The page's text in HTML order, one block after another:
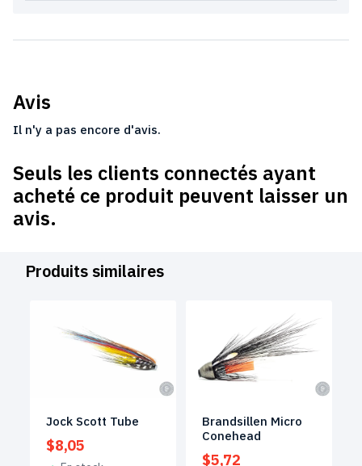
Avis
Il n'y a pas encore d'avis.
Seuls les clients connectés ayant
acheté ce produit peuvent laisser un
avis.
Produits similaires
Jock Scott Tube
$8,05
Brandsillen Micro
Conehead
$5,72